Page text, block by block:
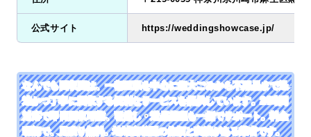
公式サイト https://weddingshowcase.jp/
なんでも回収団は、一都三県を中心に粗大ごみから不用品まで迅
速かつ丁寧に回収する便利なサービスを提供しています。24時間
対応で即日回収可能、引越し・遺品整理も一括でサポート。料金
明朗で、見積り無料。地域密着型の信頼と実績がある業者です。